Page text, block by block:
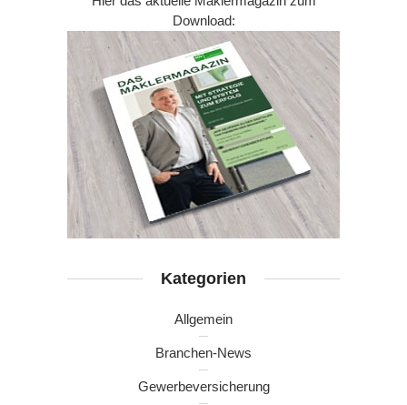
Download:
Kategorien
Allgemein
Branchen-News
Gewerbeversicherung